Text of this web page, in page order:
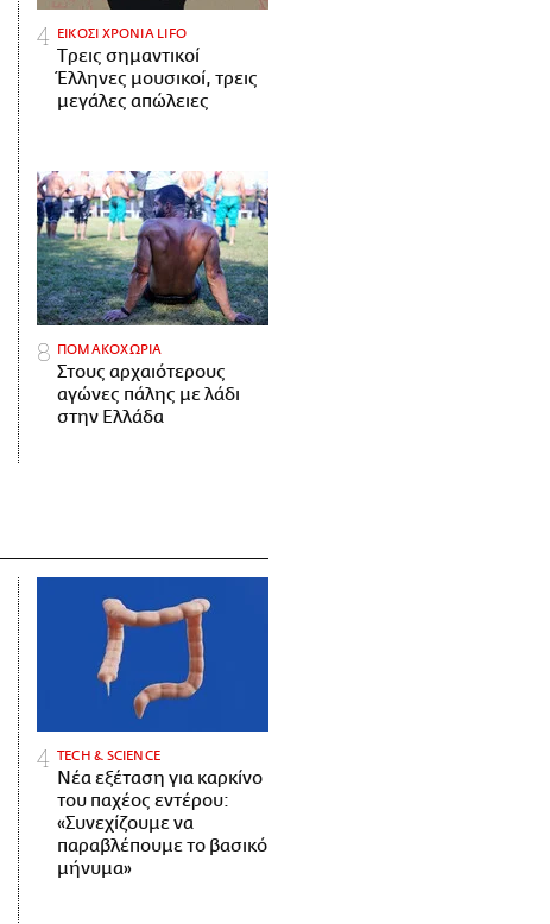
ΕΙΚΟΣΙ ΧΡΟΝΙΑ LIFO
Tρεις σημαντικοί
Έλληνες μουσικοί, τρεις
μεγάλες απώλειες
ΠΟΜΑΚΟΧΩΡΙΑ
Στους αρχαιότερους
αγώνες πάλης με λάδι
στην Ελλάδα
ΤECH & SCIENCE
Νέα εξέταση για καρκίνο
του παχέος εντέρου:
«Συνεχίζουμε να
παραβλέπουμε το βασικό
μήνυμα»